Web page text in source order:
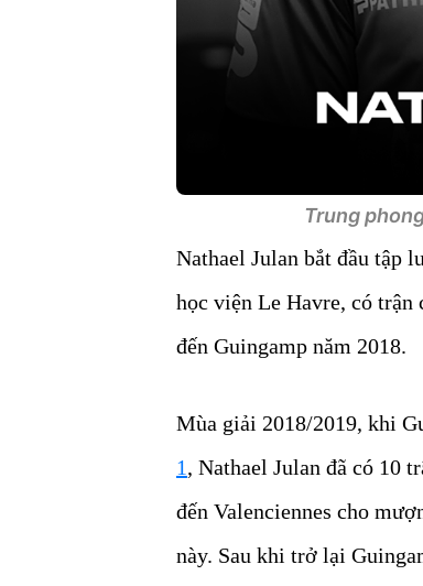
Trung
Nathael Julan bắt đầu tập
học viện Le Havre, có
đến Guingamp năm 2018.
Mùa giải 2018/2019, khi
1, Nathael Julan đã có 10
đến Valenciennes cho
này. Sau khi trở lại